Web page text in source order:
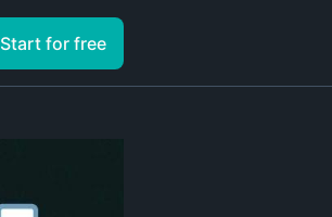
Start for free